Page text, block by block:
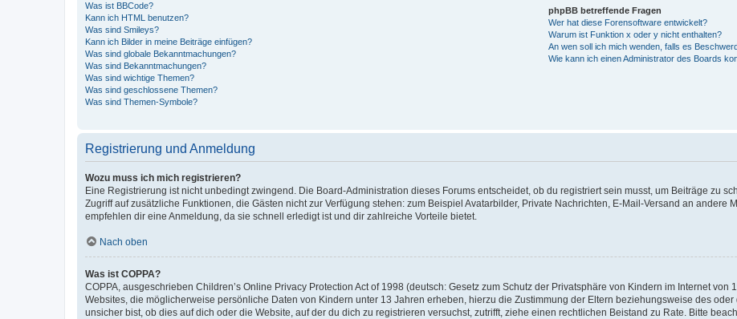
Was ist BBCode?
Kann ich HTML benutzen?
Was sind Smileys?
Kann ich Bilder in meine Beiträge einfügen?
Was sind globale Bekanntmachungen?
Was sind Bekanntmachungen?
Was sind wichtige Themen?
Was sind geschlossene Themen?
Was sind Themen-Symbole?
phpBB betreffende Fragen
Wer hat diese Forensoftware entwickelt?
Warum ist Funktion x oder y nicht enthalten?
An wen soll ich mich wenden, falls es
Wie kann ich einen Administrator des Boards
Registrierung und Anmeldung
Wozu muss ich mich registrieren?
Eine Registrierung ist nicht unbedingt zwingend. Die Board-Administration dieses Forums entscheidet, ob du registriert sein musst, um Beiträge zu
Zugriff auf zusätzliche Funktionen, die Gästen nicht zur Verfügung stehen: zum Beispiel Avatarbilder, Private Nachrichten, E-Mail-Versand an andere
empfehlen dir eine Anmeldung, da sie schnell erledigt ist und dir zahlreiche Vorteile bietet.
Nach oben
Was ist COPPA?
COPPA, ausgeschrieben Children’s Online Privacy Protection Act of 1998 (deutsch: Gesetz zum Schutz der Privatsphäre von Kindern im Internet
Websites, die möglicherweise persönliche Daten von Kindern unter 13 Jahren erheben, hierzu die Zustimmung der Eltern beziehungsweise des
unsicher bist, ob dies auf dich oder die Website, auf der du dich zu registrieren versuchst, zutrifft, ziehe einen rechtlichen Beistand zu Rate. Bitte